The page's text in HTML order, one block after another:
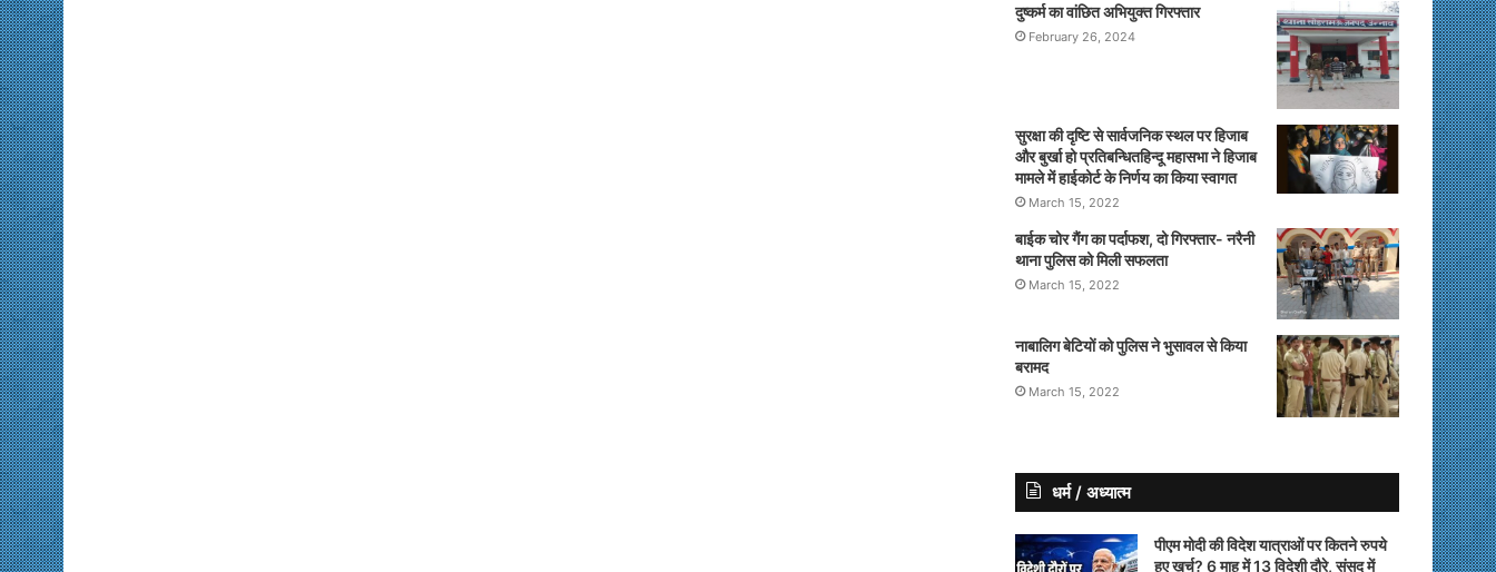
दुष्कर्म का वांछित अभियुक्त गिरफ्तार
February 26, 2024
सुरक्षा की दृष्टि से सार्वजनिक स्थल पर हिजाब
और बुर्खा हो प्रतिबन्धितहिन्दू महासभा ने हिजाब
मामले में हाईकोर्ट के निर्णय का किया स्वागत
March 15, 2022
बाईक चोर गैंग का पर्दाफश, दो गिरफ्तार- नरैनी
थाना पुलिस को मिली सफलता
March 15, 2022
नाबालिग बेटियों को पुलिस ने भुसावल से किया
बरामद
March 15, 2022
धर्म / अध्यात्म
पीएम मोदी की विदेश यात्राओं पर कितने रुपये
हुए खर्च? 6 माह में 13 विदेशी दौरे, संसद में